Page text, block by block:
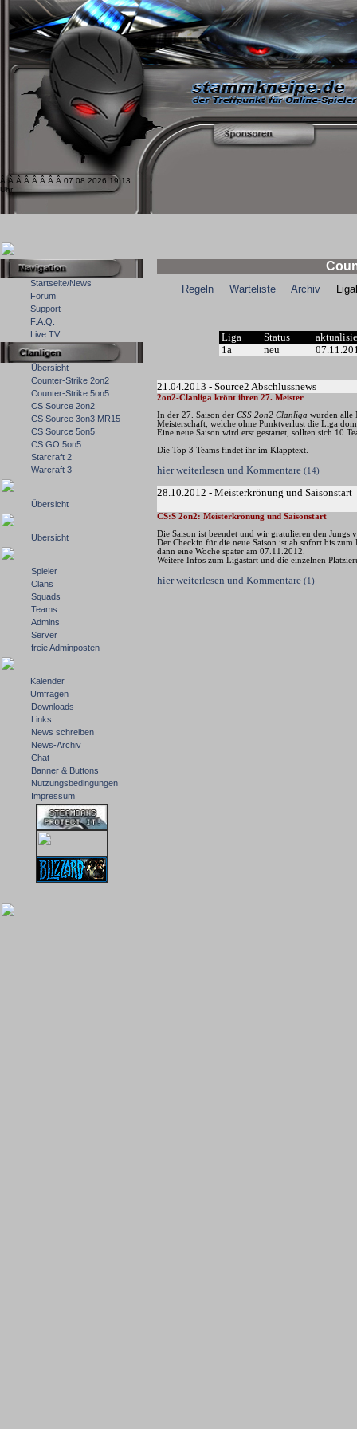
Â Â Â Â Â Â Â Â 07.08.2026 19:13
Uhr
Startseite/News
Forum
Support
F.A.Q.
Live TV
Übersicht
Counter-Strike 2on2
Counter-Strike 5on5
CS Source 2on2
CS Source 3on3 MR15
CS Source 5on5
CS GO 5on5
Starcraft 2
Warcraft 3
Übersicht
Übersicht
Spieler
Clans
Squads
Teams
Admins
Server
freie Adminposten
Kalender
Umfragen
Downloads
Links
News schreiben
News-Archiv
Chat
Banner & Buttons
Nutzungsbedingungen
Impressum
Regeln Warteliste Archiv
Liga Status
1a
neu
21.04.2013 - Source2 Abschlussnews
2on2-Clanliga krönt ihren 27. Meister
In der 27. Saison der CSS 2on2 Clanliga wurden alle
Meisterschaft, welche ohne Punktverlust die Liga
Eine neue Saison wird erst gestartet, sollten sich 10
Die Top 3 Teams findet ihr im Klapptext.
hier weiterlesen und Kommentare (14)
28.10.2012 - Meisterkrönung und Saisonstart
CS:S 2on2: Meisterkrönung und Saisonstart
Die Saison ist beendet und wir gratulieren den Jungs
Der Checkin für die neue Saison ist ab sofort bis zum
dann eine Woche später am 07.11.2012.
Weitere Infos zum Ligastart und die einzelnen
hier weiterlesen und Kommentare (1)